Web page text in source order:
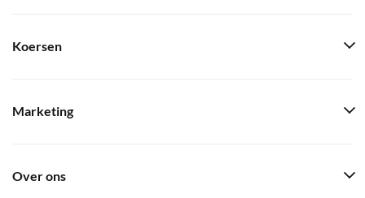
Koersen
Marketing
Over ons